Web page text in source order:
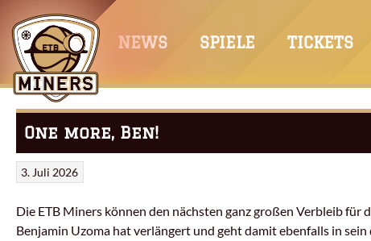
zum
Inhalt
NEWS SPIELE TICKETS
One more, Ben!
3. Juli 2026
Die ETB Miners können den nächsten ganz großen Verbleib
Benjamin Uzoma hat verlängert und geht damit ebenfalls in